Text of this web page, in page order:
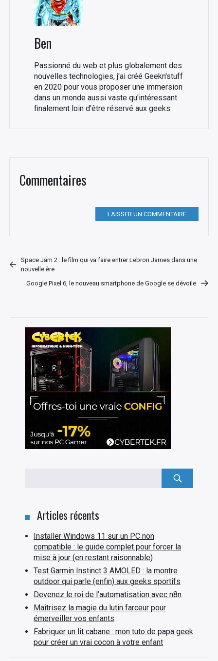
Ben
Passionné du web et plus globalement des
nouvelles technologies, j'ai créé Geekn'stuff
en 2020 pour vous proposer une immersion
dans un monde aussi vaste qu'intéressant
finalement loin d'être réservé aux geeks.
Commentaires
LAISSER UN COMMENTAIRE
Space Jam 2 : le film qui va faire entrer Lebron James dans une
nouvelle ère
Google Pixel 6, le nouveau smartphone de Google se dévoile
Articles récents
Installer Windows 11 sur un PC non
compatible : le guide complet pour forcer la
mise à jour (en restant raisonnable)
Test Garmin Instinct 3 AMOLED : la montre
outdoor qui parle (enfin) aux geeks sportifs
Devenez le roi de l’automatisation avec n8n
Maîtrisez la magie du lutin farceur pour
émerveiller vos enfants
Fabriquer un lit cabane : mon tuto de papa geek
pour créer un vrai cocon à votre enfant